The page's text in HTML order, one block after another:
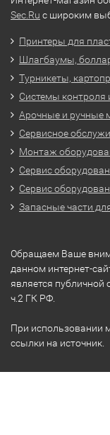
Sec.Ru с широким
Принтеры для
Шлагбаумы,
Турникеты,
Системы контроля
Арочные и ручные
Сервисное
Монтаж
Сервис
Сервис
Запасные части
Обращаем Ваше
данном интернет-
является
ч.2 ГК РФ.
При использовании
ссылки на источник.